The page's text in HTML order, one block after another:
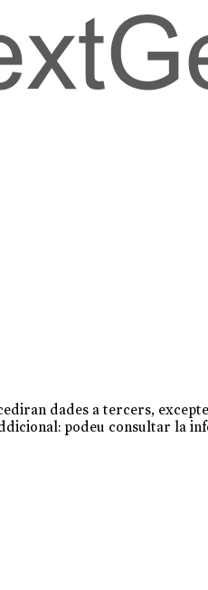
dades a tercers,
podeu consultar la